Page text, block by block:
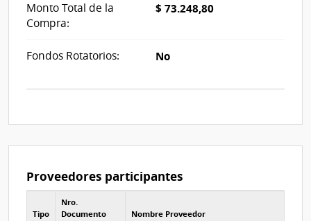
Monto Total de la
Compra:
$ 73.248,80
Fondos Rotatorios: No
Proveedores participantes
Tipo
Nro.
Documento
Nombre Proveedor